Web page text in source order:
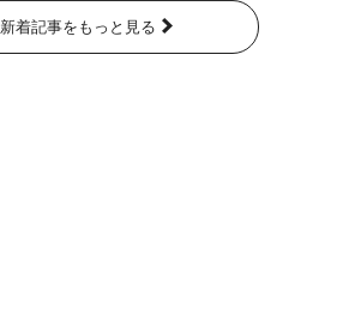
新着記事をもっと見る